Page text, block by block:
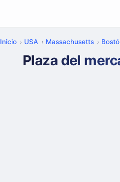
Inicio USA Massachusetts
Plaza del